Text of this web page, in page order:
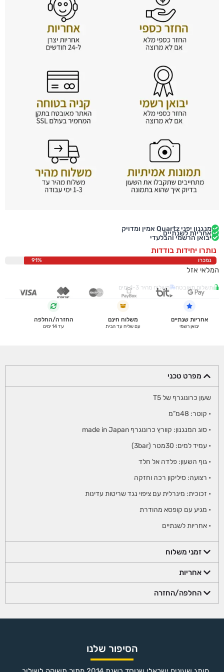
מנגנון יפני Quartz אמין ומדויק
אחריות לשנתיים
יבואן הרשמי והבלעדי
נותרו יחידות בודדות
נמכרו 91%
המלאי אזל
תשלום מאובטח משלוח מהיר 1-3 ימים
אחריות שנתיים
יבואן רשמי
משלוח חינם
עם שליח עד הבית
החזרה/החלפה
עד 14 ימים
מפרט טכני
שעון כרונוגרף של T5
• קוטר: 48מ”מ
• סוג המנגנון: קוורץ כרונוגרף made in Japan
• עמיד למים: 30מטר (3bar)
• גוף השעון: פלדה אל חלד
• רצועה: סיליקון רכה וחזקה
• זכוכית: מינרלית עם ציפוי נגד שריטות עדינות
• מגיע עם קופסא מהודרת
• אחריות לשנתיים
זמני משלוח
אחריות
החלפה/החזרה
הסיפור שלנו